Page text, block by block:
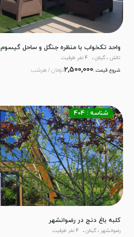
واحد تکخواب با منظره جنگل و ساحل گیسوم
تالش ، گیلان
4 نفر ظرفیت
شروع قیمت :2,500,000تومان / هرشب
کلبه باغ دنج در رضوانشهر
شناسه : 404
رضوانشهر ، گیلان
4 نفر ظرفیت